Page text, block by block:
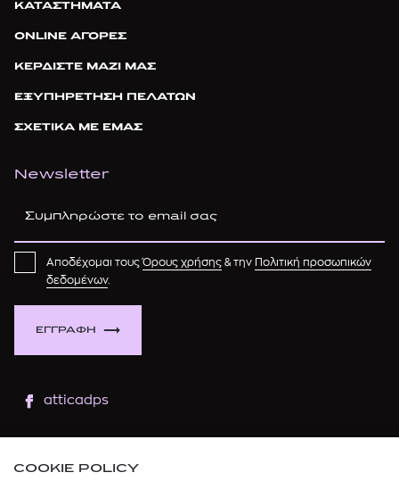
ΚΑΤΑΣΤΗΜΑΤΑ
ONLINE ΑΓΟΡΕΣ
ΚΕΡΔΙΣΤΕ ΜΑΖΙ ΜΑΣ
ΕΞΥΠΗΡΕΤΗΣΗ ΠΕΛΑΤΩΝ
ΣΧΕΤΙΚΑ ΜΕ ΕΜΑΣ
Newsletter
ΕΓΓΡΑΦΗ
Αποδέχομαι τουςΌρους χρήσης & την Πολιτική προσωπικών
δεδομένων.
atticadps
COOKIE POLICY